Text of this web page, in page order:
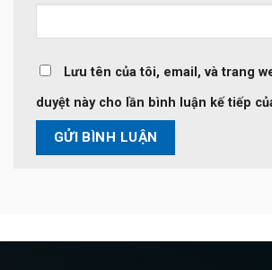
Lưu tên của tôi, email, và trang
duyệt này cho lần bình luận kế tiếp